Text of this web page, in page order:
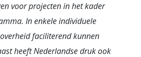
voor projecten in het kader
In enkele individuele
faciliterend kunnen
heeft Nederlandse druk ook